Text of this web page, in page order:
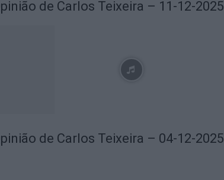
de Carlos Teixeira – 11-12-2025
de Carlos Teixeira – 04-12-2025